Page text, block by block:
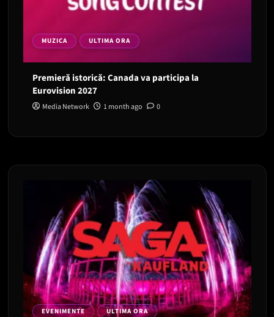
MUZICA ULTIMA ORA
Premieră istorică: Canada va participa la
Eurovision 2027
Media Network 1 month ago 0
EVENIMENTE ULTIMA ORA